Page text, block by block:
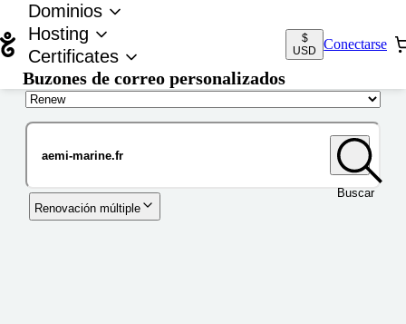
Dominios
Hosting
Certificates
Buzones de correo personalizados
$
USD
Conectarse
Buscar
Renovación múltiple